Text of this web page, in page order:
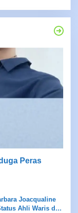
Peras
Joacqualine
Ahli Waris dan